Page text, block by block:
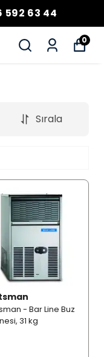
592 63 44
0
Sırala
- Bar Line Buz
31 kg